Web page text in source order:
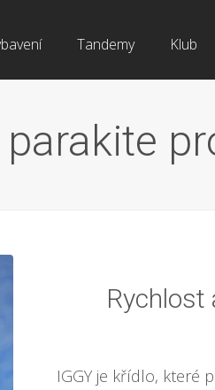
Tandemy Klub
parakite
Rychlost
IGGY je křídlo, které